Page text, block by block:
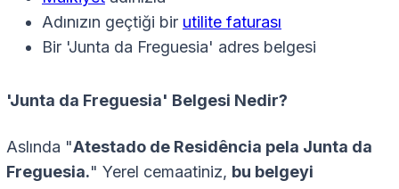
Adınızın geçtiği bir utilite faturası
Bir 'Junta da Freguesia' adres belgesi
'Junta da Freguesia' Belgesi Nedir?
Aslında "Atestado de Residência pela Junta da
Freguesia." Yerel cemaatiniz, bu belgeyi